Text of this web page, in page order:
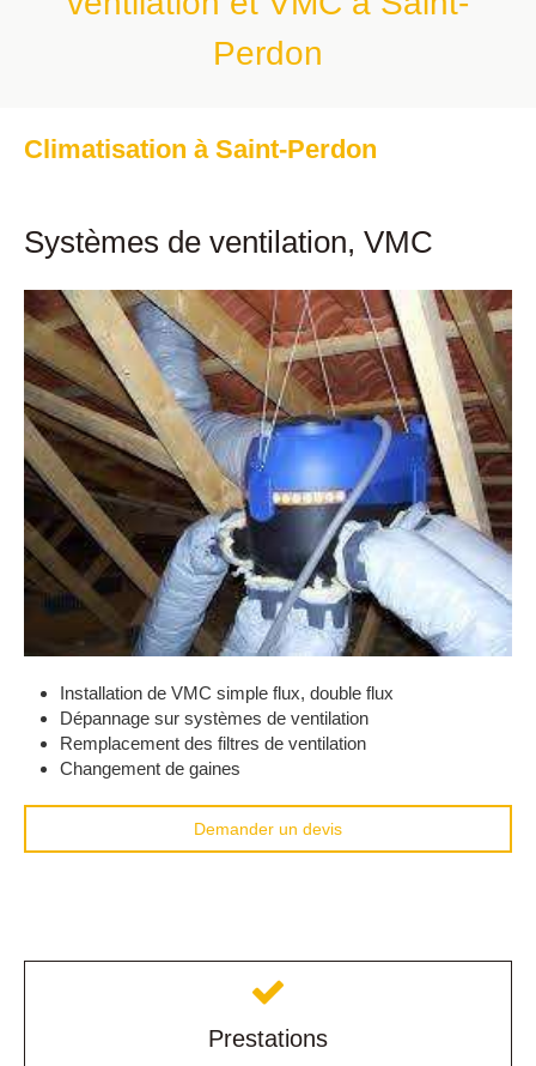
Perdon
Climatisation à Saint-Perdon
Systèmes de ventilation, VMC
Installation de VMC simple flux, double flux
Dépannage sur systèmes de ventilation
Remplacement des filtres de ventilation
Changement de gaines
Demander un devis
Prestations